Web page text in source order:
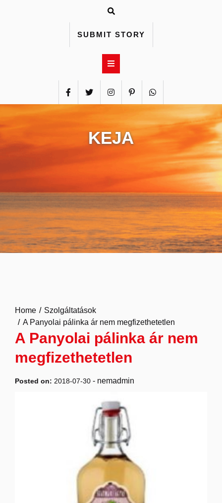
SUBMIT STORY
KEJA
Home
Szolgáltatások
A Panyolai pálinka ár nem megfizethetetlen
A Panyolai pálinka ár nem
megfizethetetlen
Posted on: 2018-07-30 - nemadmin